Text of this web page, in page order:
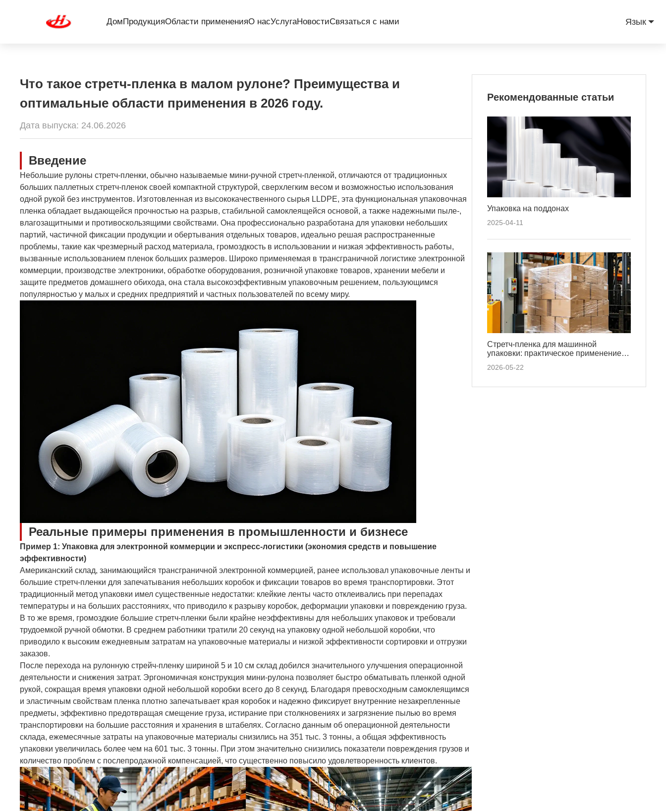
ДомПродукцияОбласти примененияО насУслугаНовостиСвязаться с нами Язык
Что такое стретч-пленка в малом рулоне? Преимущества и
оптимальные области применения в 2026 году.
Дата выпуска: 24.06.2026
Введение
Небольшие рулоны стретч-пленки, обычно называемые мини-ручной стретч-пленкой, отличаются от традиционных
больших паллетных стретч-пленок своей компактной структурой, сверхлегким весом и возможностью использования
одной рукой без инструментов. Изготовленная из высококачественного сырья LLDPE, эта функциональная упаковочная
пленка обладает выдающейся прочностью на разрыв, стабильной самоклеящейся основой, а также надежными пыле-,
влагозащитными и противоскользящими свойствами. Она профессионально разработана для упаковки небольших
партий, частичной фиксации продукции и обертывания отдельных товаров, идеально решая распространенные
проблемы, такие как чрезмерный расход материала, громоздкость в использовании и низкая эффективность работы,
вызванные использованием пленок больших размеров. Широко применяемая в трансграничной логистике электронной
коммерции, производстве электроники, обработке оборудования, розничной упаковке товаров, хранении мебели и
защите предметов домашнего обихода, она стала высокоэффективным упаковочным решением, пользующимся
популярностью у малых и средних предприятий и частных пользователей по всему миру.
Реальные примеры применения в промышленности и бизнесе
Пример 1: Упаковка для электронной коммерции и экспресс-логистики (экономия средств и повышение
эффективности)
Американский склад, занимающийся трансграничной электронной коммерцией, ранее использовал упаковочные ленты и
большие стретч-пленки для запечатывания небольших коробок и фиксации товаров во время транспортировки. Этот
традиционный метод упаковки имел существенные недостатки: клейкие ленты часто отклеивались при перепадах
температуры и на больших расстояниях, что приводило к разрыву коробок, деформации упаковки и повреждению груза.
В то же время, громоздкие большие стретч-пленки были крайне неэффективны для небольших упаковок и требовали
трудоемкой ручной обмотки. В среднем работники тратили 20 секунд на упаковку одной небольшой коробки, что
приводило к высоким ежедневным затратам на упаковочные материалы и низкой эффективности сортировки и отгрузки
заказов.
После перехода на рулонную стрейч-пленку шириной 5 и 10 см склад добился значительного улучшения операционной
деятельности и снижения затрат. Эргономичная конструкция мини-рулона позволяет быстро обматывать пленкой одной
рукой, сокращая время упаковки одной небольшой коробки всего до 8 секунд. Благодаря превосходным самоклеящимся
и эластичным свойствам пленка плотно запечатывает края коробок и надежно фиксирует внутренние незакрепленные
предметы, эффективно предотвращая смещение груза, истирание при столкновениях и загрязнение пылью во время
транспортировки на большие расстояния и хранения в штабелях. Согласно данным об операционной деятельности
склада, ежемесячные затраты на упаковочные материалы снизились на 351 тыс. 3 тонны, а общая эффективность
упаковки увеличилась более чем на 601 тыс. 3 тонны. При этом значительно снизились показатели повреждения грузов и
количество проблем с послепродажной компенсацией, что существенно повысило удовлетворенность клиентов.
Рекомендованные статьи
Упаковка на поддонах
2025-04-11
Стретч-пленка для машинной
упаковки: практическое применение,
упаковки и безопасность грузов.
2026-05-22